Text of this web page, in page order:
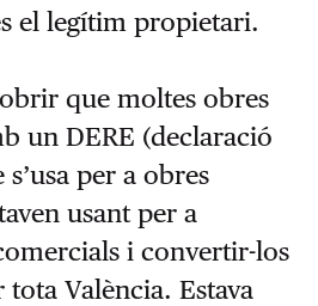
el legítim propietari.
que moltes obres
un DERE (declaració
per a obres
usant per a
i convertir-los
tota València. Estava